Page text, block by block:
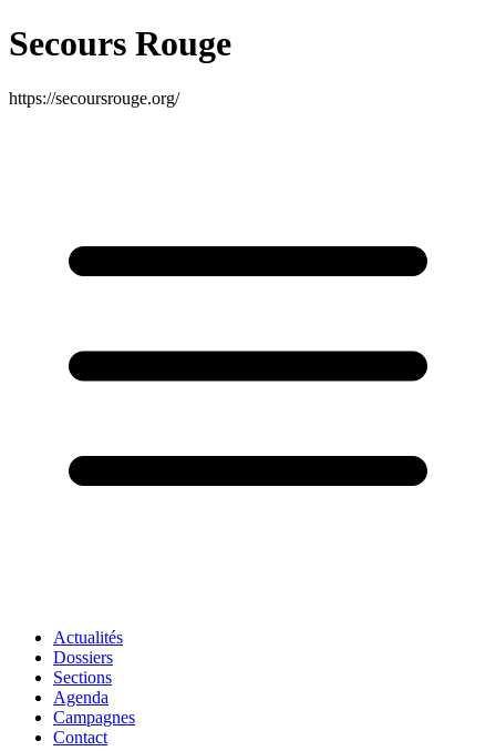
Secours Rouge
https://secoursrouge.org/
Actualités
Dossiers
Sections
Agenda
Campagnes
Contact